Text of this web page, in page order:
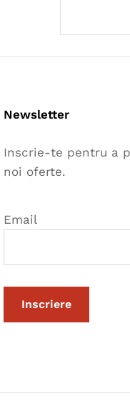
Newsletter
Inscrie-te pentru a
noi oferte.
Email